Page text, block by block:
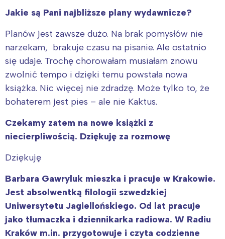
Jakie są Pani najbliższe plany wydawnicze?
Planów jest zawsze dużo. Na brak pomysłów nie
narzekam, brakuje czasu na pisanie. Ale ostatnio
się udaje. Trochę chorowałam musiałam znowu
zwolnić tempo i dzięki temu powstała nowa
książka. Nic więcej nie zdradzę. Może tylko to, że
bohaterem jest pies – ale nie Kaktus.
Czekamy zatem na nowe książki z
niecierpliwością. Dziękuję za rozmowę
Dziękuję
Barbara Gawryluk mieszka i pracuje w Krakowie.
Jest absolwentką filologii szwedzkiej
Uniwersytetu Jagiellońskiego. Od lat pracuje
jako tłumaczka i dziennikarka radiowa. W Radiu
Kraków m.in. przygotowuje i czyta codzienne